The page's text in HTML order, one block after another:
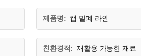
제품명: 캡 밀폐 라인
친환경적: 재활용 가능한 재료